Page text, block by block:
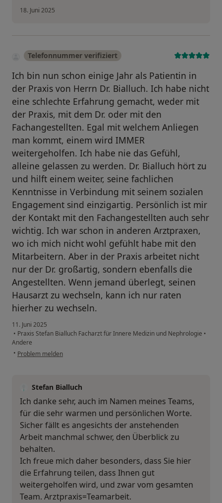
18. Juni 2025
Telefonnummer verifiziert
Ich bin nun schon einige Jahr als Patientin in
der Praxis von Herrn Dr. Bialluch. Ich habe nicht
eine schlechte Erfahrung gemacht, weder mit
der Praxis, mit dem Dr. oder mit den
Fachangestellten. Egal mit welchem Anliegen
man kommt, einem wird IMMER
weitergeholfen. Ich habe nie das Gefühl,
alleine gelassen zu werden. Dr. Bialluch hört zu
und hilft einem weiter, seine fachlichen
Kenntnisse in Verbindung mit seinem sozialen
Engagement sind einzigartig. Persönlich ist mir
der Kontakt mit den Fachangestellten auch sehr
wichtig. Ich war schon in anderen Arztpraxen,
wo ich mich nicht wohl gefühlt habe mit den
Mitarbeitern. Aber in der Praxis arbeitet nicht
nur der Dr. großartig, sondern ebenfalls die
Angestellten. Wenn jemand überlegt, seinen
Hausarzt zu wechseln, kann ich nur raten
hierher zu wechseln.
11. Juni 2025
• Praxis Stefan Bialluch Facharzt für Innere Medizin und Nephrologie •
Andere
• Problem melden
Stefan Bialluch
Ich danke sehr, auch im Namen meines Teams,
für die sehr warmen und persönlichen Worte.
Sicher fällt es angesichts der anstehenden
Arbeit manchmal schwer, den Überblick zu
behalten.
Ich freue mich daher besonders, dass Sie hier
die Erfahrung teilen, dass Ihnen gut
weitergeholfen wird, und zwar vom gesamten
Team. Arztpraxis=Teamarbeit.